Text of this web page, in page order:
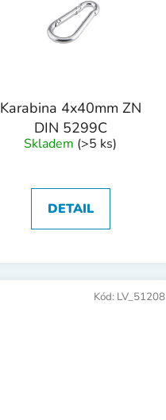
Karabina 4x40mm ZN
DIN 5299C
Skladem (>5 ks)
DETAIL
Kód: LV_51208